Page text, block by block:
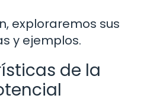
exploraremos sus
y ejemplos.
de la